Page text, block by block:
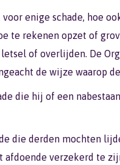
enige schade, hoe
te rekenen opzet of
of overlijden. De
de wijze waarop
die hij of een
die derden mochten
verzekerd te